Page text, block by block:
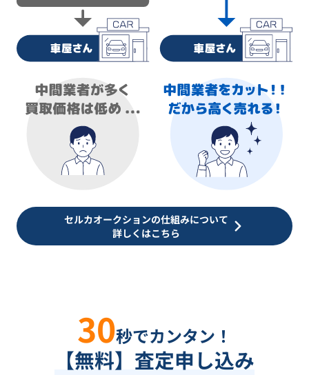
セルカオークションの仕組みについて
詳しくはこちら
30秒でカンタン！
【無料】査定申し込み